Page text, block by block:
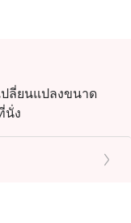
ปลี่ยนแปลงขนาด
นั่ง